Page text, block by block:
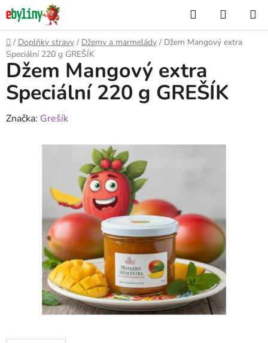
Přejít
na
obsah
Hledat
KOŠÍK
Domů
/ Doplňky stravy / Džemy a marmelády / Džem Mangový extra
Speciální 220 g GREŠÍK
Džem Mangový extra
Speciální 220 g GREŠÍK
Značka: Grešík